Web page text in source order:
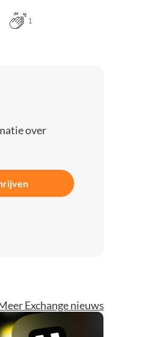
1
over
Exchange nieuws